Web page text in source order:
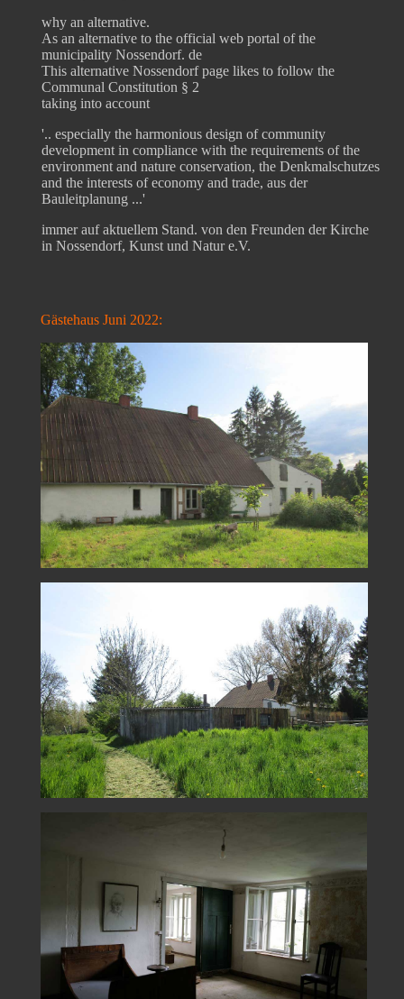
why an alternative.
As an alternative to the official web portal of the
municipality Nossendorf. de
This alternative Nossendorf page likes to follow the
Communal Constitution § 2
taking into account
'.. especially the harmonious design of community
development in compliance with the requirements of the
environment and nature conservation, the Denkmalschutzes
and the interests of economy and trade, aus der
Bauleitplanung ...'
immer auf aktuellem Stand. von den Freunden der Kirche
in Nossendorf, Kunst und Natur e.V.
Gästehaus Juni 2022: